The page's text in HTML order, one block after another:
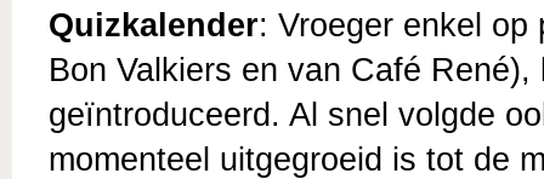
Quizkalender: Vroeger enkel op
Bon Valkiers en van Café
geïntroduceerd. Al snel volgde
momenteel uitgegroeid is tot de